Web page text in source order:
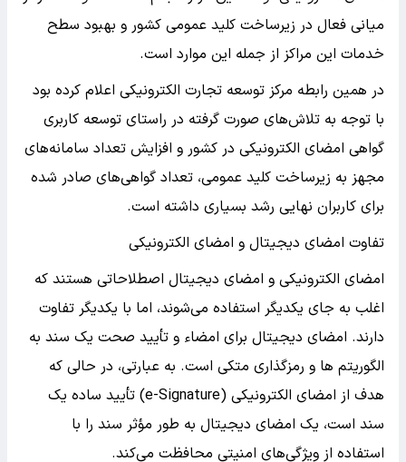
میانی فعال در زیرساخت کلید عمومی کشور و بهبود سطح
خدمات این مراکز از جمله این موارد است.
در همین رابطه مرکز توسعه تجارت الکترونیکی اعلام کرده بود
با توجه به تلاش‌های صورت گرفته در راستای توسعه کاربری
گواهی امضای الکترونیکی در کشور و افزایش تعداد سامانه‌های
مجهز به زیرساخت کلید عمومی، تعداد گواهی‌های صادر شده
برای کاربران نهایی رشد بسیاری داشته است.
تفاوت امضای دیجیتال و امضای الکترونیکی
امضای الکترونیکی و امضای دیجیتال اصطلاحاتی هستند که
اغلب به جای یکدیگر استفاده می‌شوند، اما با یکدیگر تفاوت
دارند. امضای دیجیتال برای امضاء و تأیید صحت یک سند به
الگوریتم ها و رمزگذاری متکی است. به عبارتی، در حالی که
هدف از امضای الکترونیکی (e-Signature) تأیید ساده یک
سند است، یک امضای دیجیتال به طور مؤثر سند را با
استفاده از ویژگی‌های امنیتی محافظت می‌کند.